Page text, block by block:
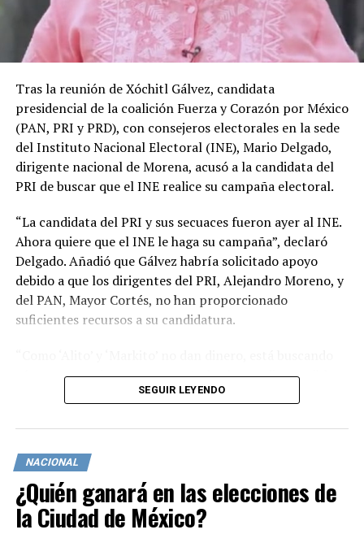
Tras la reunión de Xóchitl Gálvez, candidata
presidencial de la coalición Fuerza y Corazón por México
(PAN, PRI y PRD), con consejeros electorales en la sede
del Instituto Nacional Electoral (INE), Mario Delgado,
dirigente nacional de Morena, acusó a la candidata del
PRI de buscar que el INE realice su campaña electoral.
“La candidata del PRI y sus secuaces fueron ayer al INE.
Ahora quiere que el INE le haga su campaña”, declaró
Delgado. Añadió que Gálvez habría solicitado apoyo
debido a que los dirigentes del PRI, Alejandro Moreno, y
del PAN, Mayor Cortés, no han proporcionado
suficientes recursos a su candidatura.
cómo conseguir recursos por todos los medios posibles.
Ojalá la autoridad electoral no se preste a la trampa que
responsables de sus actos”, señaló Delgado en un
comunicado emitido este miércoles.
En respuesta a las declaraciones de la candidata
presidencial de Morena y sus aliados, Claudia
Sheinbaum, quien afirmó que “los de la derecha fueron a
SEGUIR LEYENDO
NACIONAL
¿Quién ganará en las elecciones de
la Ciudad de México?